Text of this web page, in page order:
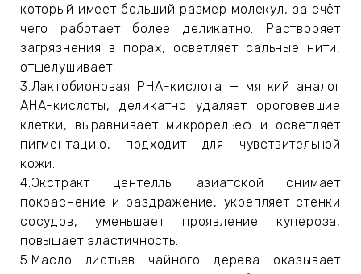
keyboard_arrow_right
который имеет больший размер молекул, за счёт
чего работает более деликатно. Растворяет
загрязнения в порах, осветляет сальные нити,
отшелушивает.
3.Лактобионовая PHA-кислота — мягкий аналог
AHA-кислоты, деликатно удаляет ороговевшие
клетки, выравнивает микрорельеф и осветляет
пигментацию, подходит для чувствительной
кожи.
4.Экстракт центеллы азиатской снимает
покраснение и раздражение, укрепляет стенки
сосудов, уменьшает проявление купероза,
повышает эластичность.
5.Масло листьев чайного дерева оказывает